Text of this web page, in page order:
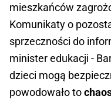
mieszkańców
Komunikaty o
sprzeczności do
minister edukacji -
dzieci mogą
powodowało to